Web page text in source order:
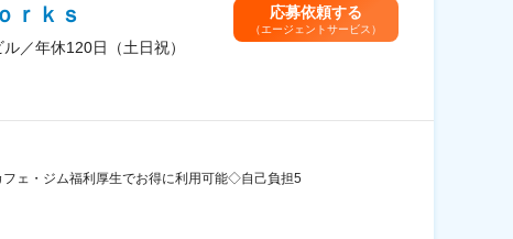
ｒｋｓ
／年休120日（土日祝）
応募依頼する
（エージェントサービス）
ェ・ジム福利厚生でお得に利用可能◇自己負担5